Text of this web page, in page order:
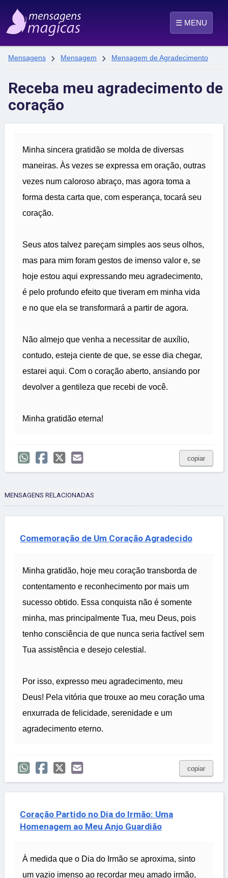
☰ MENU
Mensagens  Mensagem  Mensagem de Agradecimento
Receba meu agradecimento de
coração
Minha sincera gratidão se molda de diversas
maneiras. Às vezes se expressa em oração, outras
vezes num caloroso abraço, mas agora toma a
forma desta carta que, com esperança, tocará seu
coração.
Seus atos talvez pareçam simples aos seus olhos,
mas para mim foram gestos de imenso valor e, se
hoje estou aqui expressando meu agradecimento,
é pelo profundo efeito que tiveram em minha vida
e no que ela se transformará a partir de agora.
Não almejo que venha a necessitar de auxílio,
contudo, esteja ciente de que, se esse dia chegar,
estarei aqui. Com o coração aberto, ansiando por
devolver a gentileza que recebi de você.
Minha gratidão eterna!
copiar
MENSAGENS RELACIONADAS
Comemoração de Um Coração Agradecido
Minha gratidão, hoje meu coração transborda de
contentamento e reconhecimento por mais um
sucesso obtido. Essa conquista não é somente
minha, mas principalmente Tua, meu Deus, pois
tenho consciência de que nunca seria factível sem
Tua assistência e desejo celestial.
Por isso, expresso meu agradecimento, meu
Deus! Pela vitória que trouxe ao meu coração uma
enxurrada de felicidade, serenidade e um
agradecimento eterno.
copiar
Coração Partido no Dia do Irmão: Uma
Homenagem ao Meu Anjo Guardião
À medida que o Dia do Irmão se aproxima, sinto
um vazio imenso ao recordar meu amado irmão,